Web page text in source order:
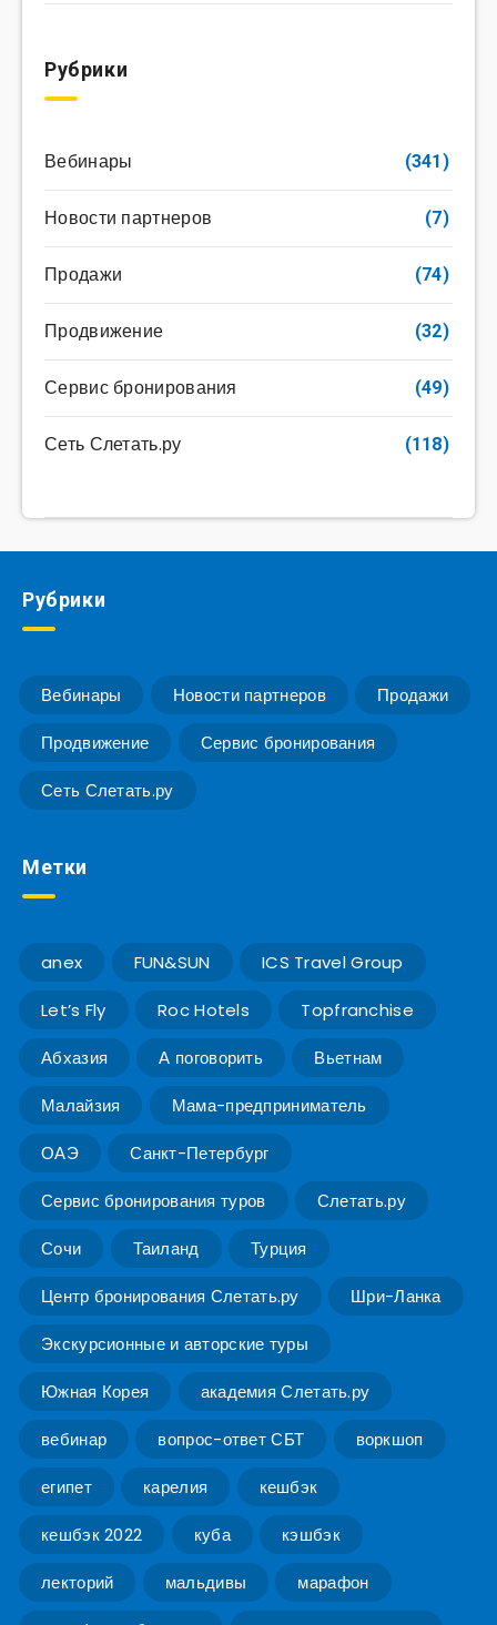
Рубрики
Вебинары (341)
Новости партнеров (7)
Продажи (74)
Продвижение (32)
Сервис бронирования (49)
Сеть Слетать.ру (118)
Рубрики
Вебинары Новости партнеров Продажи
Продвижение Сервис бронирования
Сеть Слетать.ру
Метки
anex FUN&SUN ICS Travel Group
Let’s Fly Roc Hotels Topfranchise
Абхазия А поговорить Вьетнам
Малайзия Мама-предприниматель
ОАЭ Санкт-Петербург
Сервис бронирования туров Слетать.ру
Сочи Таиланд Турция
Центр бронирования Слетать.ру Шри-Ланка
Экскурсионные и авторские туры
Южная Корея академия Слетать.ру
вебинар вопрос-ответ СБТ воркшоп
египет карелия кешбэк
кешбэк 2022 куба кэшбэк
лекторий мальдивы марафон